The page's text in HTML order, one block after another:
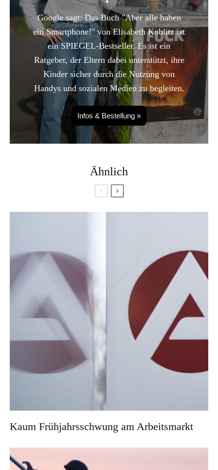
Google sagt: Das Buch "Aber alle haben
ein Smartphone!" von Elisabeth Koblitz ist
ein SPIEGEL-Bestseller. Es ist ein
Ratgeber, der Eltern dabei unterstützt, ihre
Kinder sicher durch die Nutzung von
Handys und sozialen Medien zu begleiten.
Infos & Bestellung »
Ähnlich
Kaum Frühjahrsschwung am Arbeitsmarkt